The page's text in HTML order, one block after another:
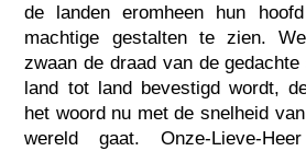
de landen eromheen hun
machtige gestalten te zien.
zwaan de draad van de
land tot land bevestigd wordt,
het woord nu met de snelheid
wereld gaat. Onze-Lieve-